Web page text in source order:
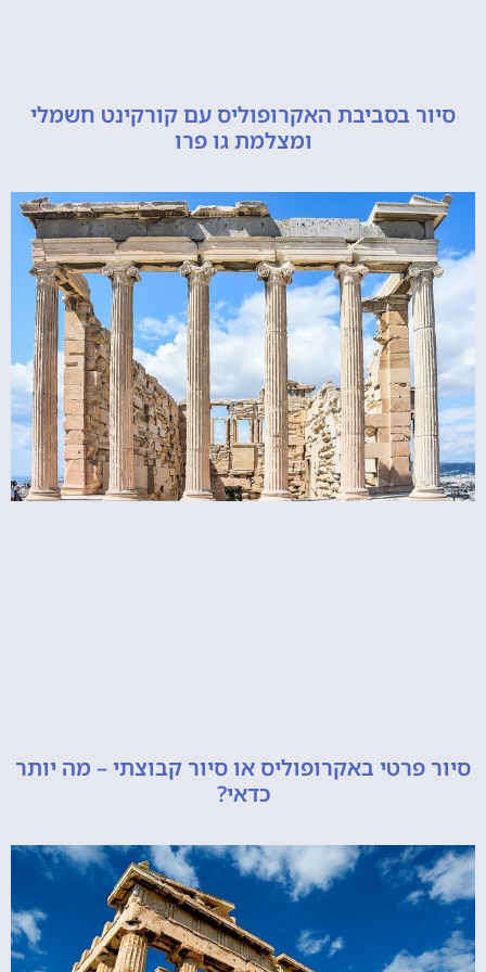
בסביבת האקרופוליס עם קורקינט חשמלי
ומצלמת גו פרו
באקרופוליס או סיור קבוצתי – מה יותר